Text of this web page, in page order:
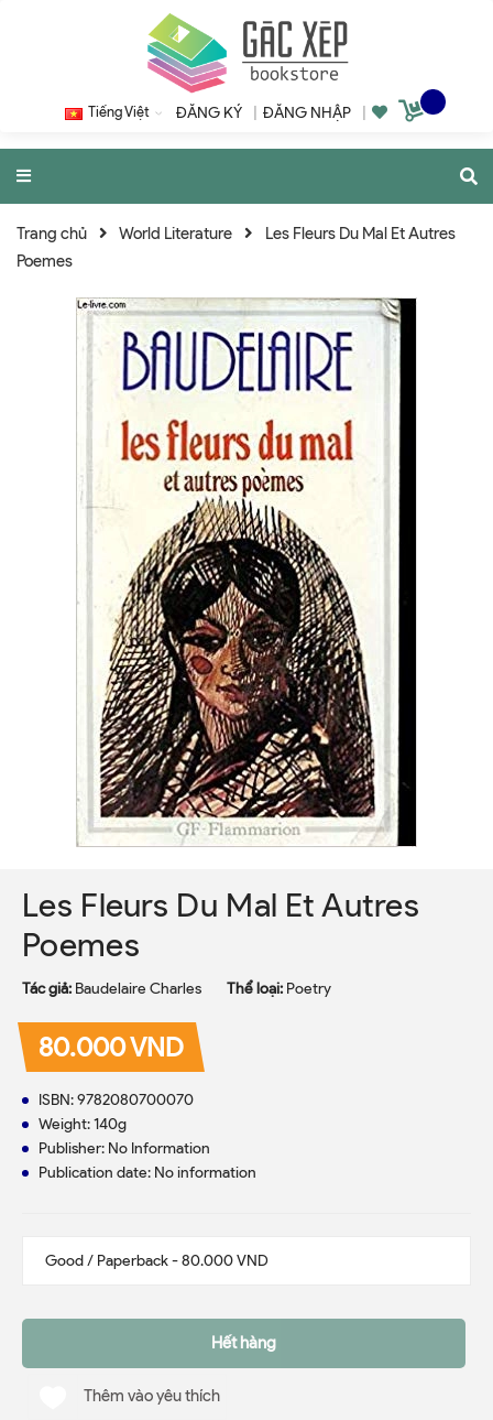
Tiếng Việt ĐĂNG KÝ ĐĂNG NHẬP
Trang chủ World Literature
Les Fleurs Du Mal Et Autres
Poemes
Les Fleurs Du Mal Et Autres
Poemes
Tác giả: Baudelaire Charles Thể loại: Poetry
80.000 VND
ISBN: 9782080700070
Weight: 140g
Publisher: No Information
Publication date: No information
Hết hàng
Thêm vào yêu thích